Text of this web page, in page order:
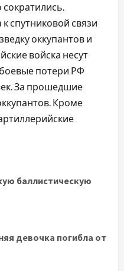
спутниковой связи
оккупантов и
войска несут
потери РФ
За прошедшие
Кроме
баллистическую
девочка погибла от